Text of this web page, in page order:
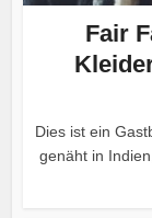
Fair
Dies ist ein
genäht in